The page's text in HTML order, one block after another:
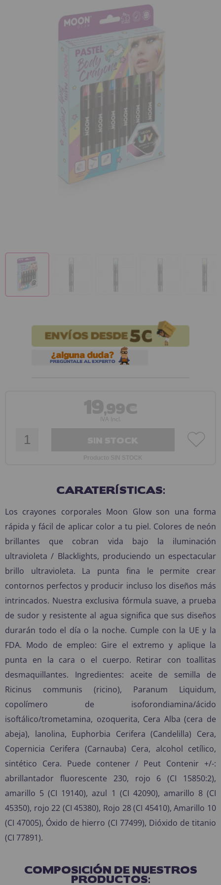
¡Adelante! Te estabamos esperando.
CREAR CUENTA
19,99€
IVA Incl.
CARATERÍSTICAS:
Los crayones corporales Moon Glow son una forma
rápida y fácil de aplicar color a tu piel. Colores de neón
brillantes que cobran vida bajo la iluminación
ultravioleta / Blacklights, produciendo un espectacular
brillo ultravioleta. La punta fina le permite crear
contornos perfectos y producir incluso los diseños más
intrincados. Nuestra exclusiva fórmula suave, a prueba
de sudor y resistente al agua significa que sus diseños
durarán todo el día o la noche. Cumple con la UE y la
FDA. Modo de empleo: Gire el extremo y aplique la
punta en la cara o el cuerpo. Retirar con toallitas
desmaquillantes. Ingredientes: aceite de semilla de
Ricinus communis (ricino), Paranum Liquidum,
copolímero de isoforondiamina/ácido
isoftálico/trometamina, ozoquerita, Cera Alba (cera de
abeja), lanolina, Euphorbia Cerifera (Candelilla) Cera,
Copernicia Cerifera (Carnauba) Cera, alcohol cetílico,
sintético Cera. Puede contener / Peut Contenir +/-:
abrillantador fluorescente 230, rojo 6 (CI 15850:2),
amarillo 5 (CI 19140), azul 1 (CI 42090), amarillo 8 (CI
45350), rojo 22 (CI 45380), Rojo 28 (CI 45410), Amarillo 10
(CI 47005), Óxido de hierro (CI 77499), Dióxido de titanio
(CI 77891).
COMPOSICIÓN DE NUESTROS
PRODUCTOS: